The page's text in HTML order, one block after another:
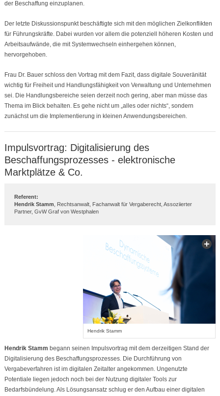
der Beschaffung einzuplanen.
Der letzte Diskussionspunkt beschäftigte sich mit den möglichen Zielkonflikten
für Führungskräfte. Dabei wurden vor allem die potenziell höheren Kosten und
Arbeitsaufwände, die mit Systemwechseln einhergehen können,
hervorgehoben.
Frau Dr. Bauer schloss den Vortrag mit dem Fazit, dass digitale Souveränität
wichtig für Freiheit und Handlungsfähigkeit von Verwaltung und Unternehmen
sei. Die Handlungsbereiche seien derzeit noch gering, aber man müsse das
Thema im Blick behalten. Es gehe nicht um „alles oder nichts“, sondern
zunächst um die Implementierung in kleinen Anwendungsbereichen.
Impulsvortrag: Digitalisierung des
Beschaffungsprozesses - elektronische
Marktplätze & Co.
Referent:
Hendrik Stamm , Rechtsanwalt, Fachanwalt für Vergaberecht, Assoziierter
Partner, GvW Graf von Westphalen
Hendrik Stamm
Hendrik Stamm begann seinen Impulsvortrag mit dem derzeitigen Stand der
Digitalisierung des Beschaffungsprozesses. Die Durchführung von
Vergabeverfahren ist im digitalen Zeitalter angekommen. Ungenutzte
Potentiale liegen jedoch noch bei der Nutzung digitaler Tools zur
Bedarfsbündelung. Als Lösungsansatz schlug er den Aufbau einer digitalen